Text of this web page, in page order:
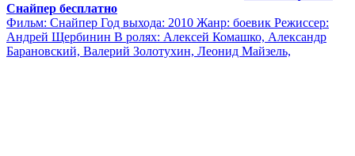
Снайпер бесплатно
Фильм: Снайпер Год выхода: 2010 Жанр: боевик Режиссер:
Андрей Щербинин В ролях: Алексей Комашко, Александр
Барановский, Валерий Золотухин, Леонид Майзель,